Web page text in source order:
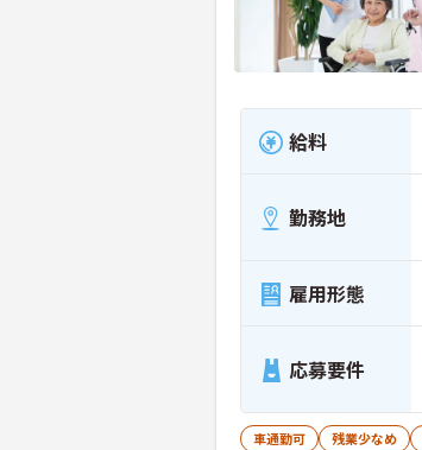
給料
勤務地
雇用形態
応募要件
車通勤可 残業少なめ